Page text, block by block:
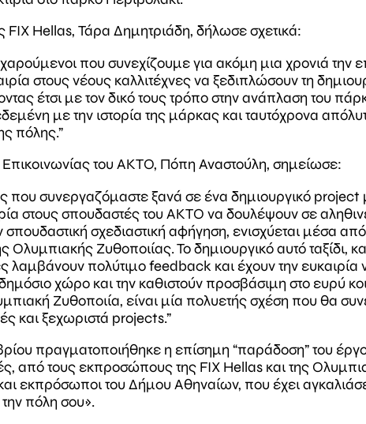
Hellas, Τάρα Δημητριάδη, δήλωσε σχετικά:
που συνεχίζουμε για ακόμη μια χρονιά την
στους νέους καλλιτέχνες να ξεδιπλώσουν τη
έτσι με τον δικό τους τρόπο στην ανάπλαση του
με την ιστορία της μάρκας και ταυτόχρονα
πόλης.”
του ΑΚΤΟ, Πόπη Αναστούλη, σημείωσε:
που συνεργαζόμαστε ξανά σε ένα δημιουργικό project
στους σπουδαστές του ΑΚΤΟ να δουλέψουν σε
σπουδαστική σχεδιαστική αφήγηση, ενισχύεται μέσα
Ολυμπιακής Ζυθοποιίας. Το δημιουργικό αυτό ταξίδι,
λαμβάνουν πολύτιμο feedback και έχουν την
χώρο και την καθιστούν προσβάσιμη στο ευρύ
Ζυθοποιία, είναι μία πολυετής σχέση που θα
και ξεχωριστά projects.”
πραγματοποιήθηκε η επίσημη “παράδοση” του
από τους εκπροσώπους της FIX Hellas και της
εκπρόσωποι του Δήμου Αθηναίων, που έχει
πόλη σου».